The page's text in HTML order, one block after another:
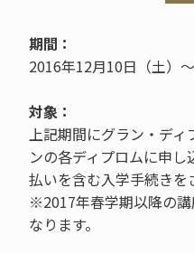
期間：
2016年12月10日（土）
対象：
上記期間にグラン・デ
ンの各ディプロムに申
払いを含む入学手続きを
※2017年春学期以降の
なります。